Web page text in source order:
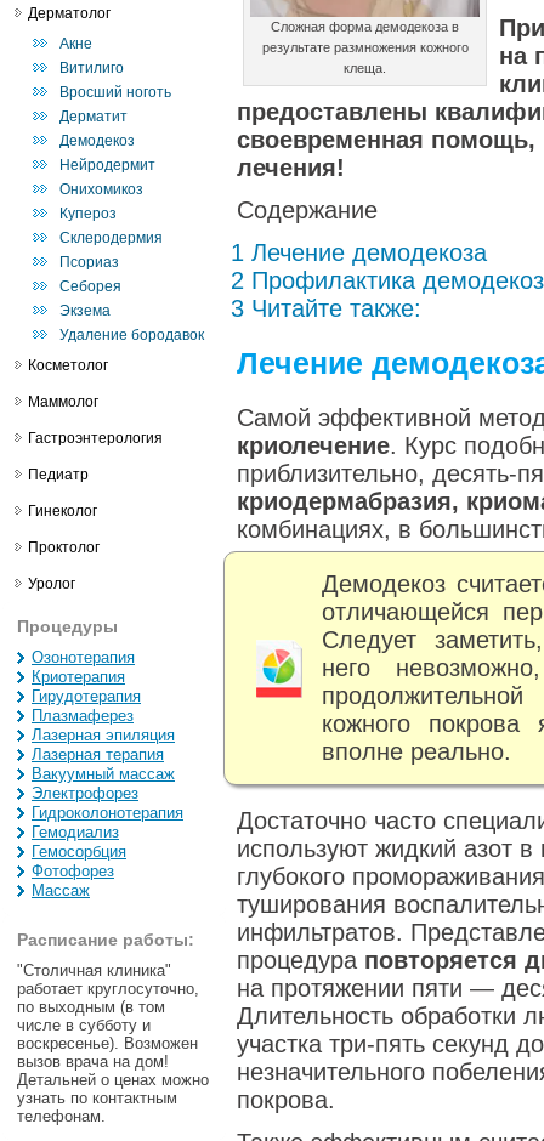
Дерматолог
Акне
Витилиго
Вросший ноготь
Дерматит
Демодекоз
Нейродермит
Онихомикоз
Купероз
Склеродермия
Псориаз
Себорея
Экзема
Удаление бородавок
Косметолог
Маммолог
Гастроэнтерология
Педиатр
Гинеколог
Проктолог
Уролог
Процедуры
Озонотерапия
Криотерапия
Гирудотерапия
Плазмаферез
Лазерная эпиляция
Лазерная терапия
Вакуумный массаж
Электрофорез
Гидроколонотерапия
Гемодиализ
Гемосорбция
Фотофорез
Массаж
Расписание работы:
"Столичная клиника"
работает круглосуточно,
по выходным (в том
числе в субботу и
воскресенье). Возможен
вызов врача на дом!
Детальней о ценах можно
узнать по контактным
телефонам.
Сложная форма демодекоза в
результате размножения кожного
клеща.
на
предоставлены
своевременная
лечения!
Содержание
1 Лечение демодекоза
2 Профилактика
3 Читайте также:
Лечение
Самой эффективной
криолечение. Курс
приблизительно, десять-
криодермабразия,
комбинациях, в
Демодекоз
отличающейся
Следует
него
кожного покрова
вполне реально.
Достаточно часто
используют жидкий азот в
глубокого
туширования
инфильтратов.
процедура повторяется
на протяжении пяти —
Длительность обработки
участка три-пять секунд до
незначительного
покрова.